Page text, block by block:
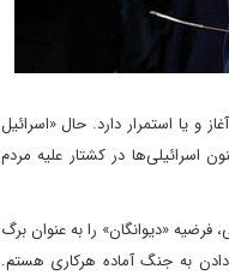
یا استمرار دارد. حال «اسرائیل
اسرائیلی‌ها در کشتار علیه مردم
از جنگ کشدار با ویتنام شمالی، فرضیه «دیوانگان» را به عنوان برگ
دادن به جنگ آماده هرکاری هستم.